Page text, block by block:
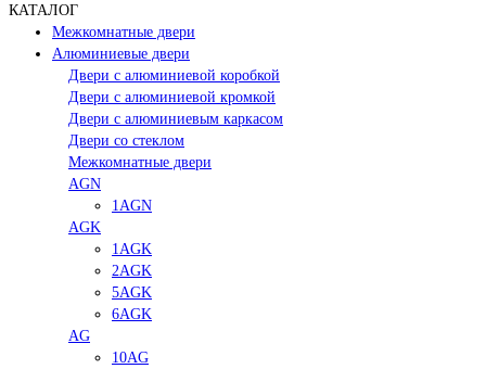
КАТАЛОГ
Межкомнатные двери
Алюминиевые двери
Двери с алюминиевой коробкой
Двери с алюминиевой кромкой
Двери с алюминиевым каркасом
Двери со стеклом
Межкомнатные двери
AGN
1AGN
AGK
1AGK
2AGK
5AGK
6AGK
AG
10AG